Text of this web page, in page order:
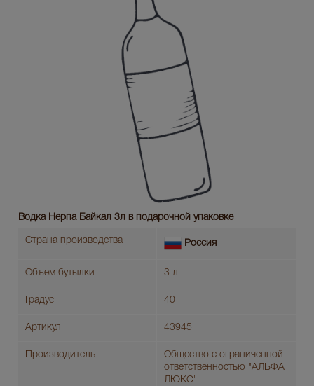
Водка Нерпа Байкал 3л в подарочной упаковке
Страна производства Россия
Объем бутылки 3 л
Градус 40
Артикул 43945
Производитель
Общество с ограниченной
ответственностью "АЛЬФА
ЛЮКС"